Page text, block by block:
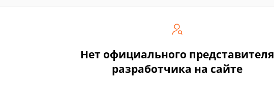
Нет официального представителя
разработчика на сайте